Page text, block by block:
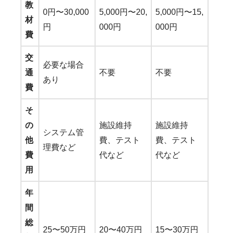
教
材
費
0円〜30,000
円
5,000円〜20,
000円
5,000円〜15,
000円
交
通
費
必要な場合
あり
不要 不要
そ
の
他
費
用
システム管
理費など
施設維持
費、テスト
代など
施設維持
費、テスト
代など
年
間
総
25〜50万円 20〜40万円 15〜30万円